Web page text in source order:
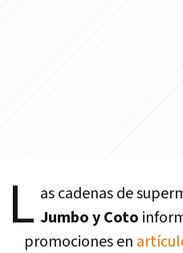
L as cadenas de
Jumbo y Coto
promociones en